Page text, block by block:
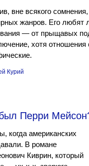
вне всякого
жанров. Его любят
— от прыщавых
хотя
Курий
Перри
когда американских
В романе
Киврин, который